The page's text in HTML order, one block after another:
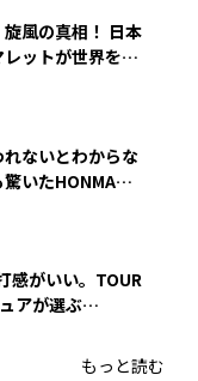
風の真相！ 日本
ットが世界を席
れないとわからな
いたHONMA
感がいい。TOUR
アが選ぶ
もっと読む